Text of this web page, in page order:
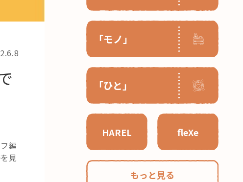
「モノ」
「ひと」
HAREL fleXe
もっと見る
編
見